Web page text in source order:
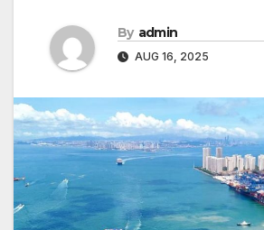
By admin
AUG 16, 2025